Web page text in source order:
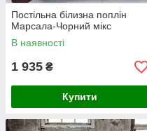
Постільна білизна поплін
Марсала-Чорний мікс
В наявності
1 935 ₴
Купити